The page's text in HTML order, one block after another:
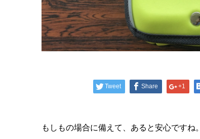
Tweet Share +1
もしもの場合に備えて、あると安心ですね。